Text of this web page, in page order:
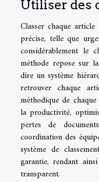
Utiliser des
Classer chaque
précise, telle que
considérablement le
méthode repose sur
dire un système
retrouver chaque
méthodique de
la productivité,
pertes de
coordination des
système de
garantie, rendant
transparent.